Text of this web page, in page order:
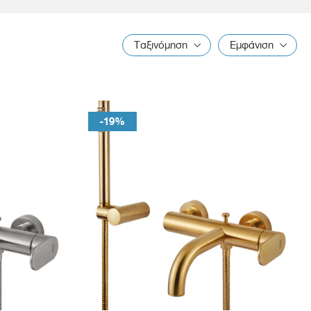
Ταξινόμηση Εμφάνιση
-19%